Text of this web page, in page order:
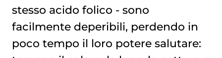
stesso acido folico - sono
facilmente deperibili, perdendo in
poco tempo il loro potere salutare: